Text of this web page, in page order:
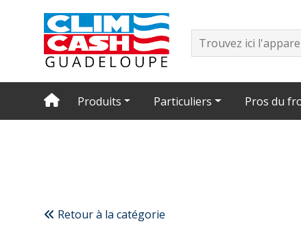
Produits Particuliers Pros du
Retour à la catégorie